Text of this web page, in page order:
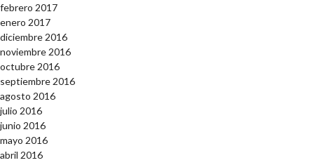
febrero 2017
enero 2017
diciembre 2016
noviembre 2016
octubre 2016
septiembre 2016
agosto 2016
julio 2016
junio 2016
mayo 2016
abril 2016